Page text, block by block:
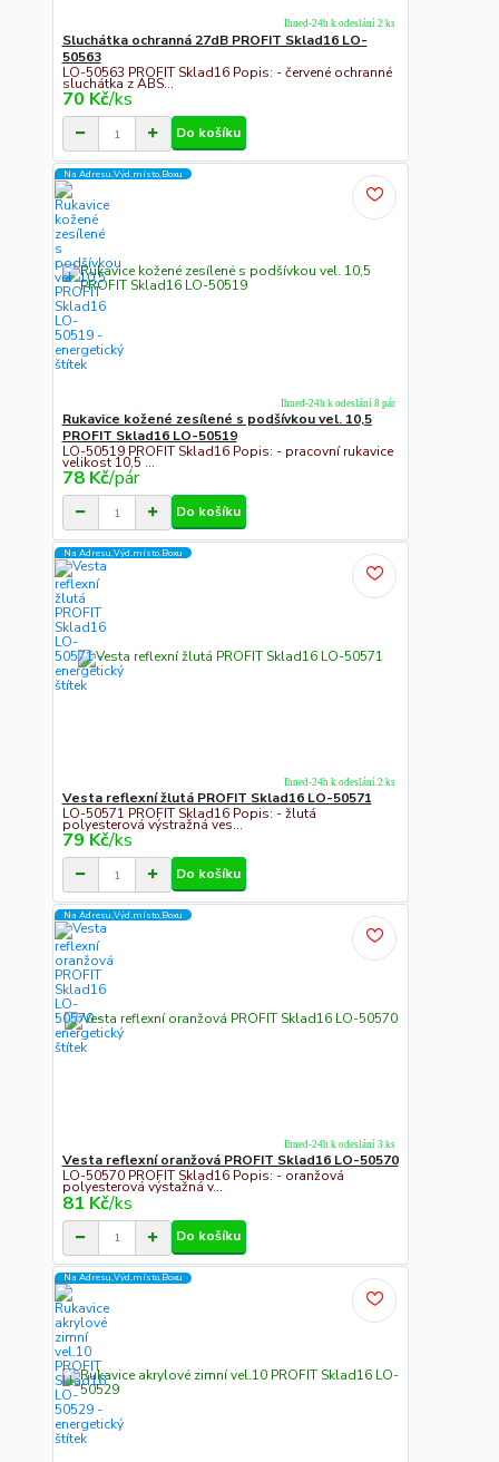
Sluchátka ochranná 27dB PROFIT Sklad16 LO-
50563
LO-50563 PROFIT Sklad16 Popis: - červené ochranné
sluchátka z ABS...
70 Kč/ks
Ihned-24h k odeslání 2 ks
Do košíku
Na Adresu,Výd.místo,Boxu
Rukavice kožené zesílené s podšívkou vel. 10,5
PROFIT Sklad16 LO-50519
LO-50519 PROFIT Sklad16 Popis: - pracovní rukavice
velikost 10,5 ...
78 Kč/pár
Ihned-24h k odeslání 8 pár
Do košíku
Na Adresu,Výd.místo,Boxu
Vesta reflexní žlutá PROFIT Sklad16 LO-50571
LO-50571 PROFIT Sklad16 Popis: - žlutá
polyesterová výstražná ves...
79 Kč/ks
Ihned-24h k odeslání 2 ks
Do košíku
Na Adresu,Výd.místo,Boxu
Vesta reflexní oranžová PROFIT Sklad16 LO-50570
LO-50570 PROFIT Sklad16 Popis: - oranžová
polyesterová výstažná v...
81 Kč/ks
Ihned-24h k odeslání 3 ks
Do košíku
Na Adresu,Výd.místo,Boxu